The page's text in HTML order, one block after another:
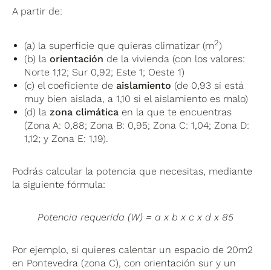
A partir de:
(a) la superficie que quieras climatizar (m2)
(b) laorientación de la vivienda (con los valores:
Norte 1,12; Sur 0,92; Este 1; Oeste 1)
(c) el coeficiente de aislamiento (de 0,93 si está
muy bien aislada, a 1,10 si el aislamiento es malo)
(d) lazona climática en la que te encuentras
(Zona A: 0,88; Zona B: 0,95; Zona C: 1,04; Zona D:
1,12; y Zona E: 1,19).
Podrás calcular la potencia que necesitas, mediante
la siguiente fórmula:
Potencia requerida (W) = a x b x c x d x 85
Por ejemplo, si quieres calentar un espacio de 20m2
en Pontevedra (zona C), con orientación sur y un